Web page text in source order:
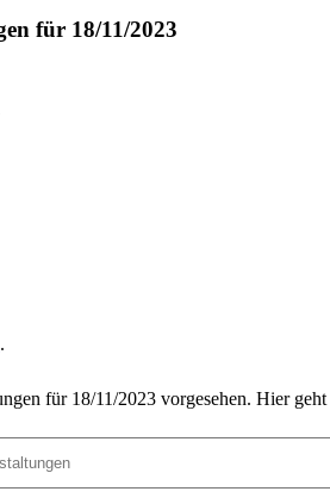
für 18/11/2023
.
für 18/11/2023 vorgesehen. Hier geht